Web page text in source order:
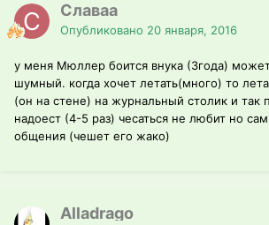
Славаа
Опубликовано 20 января, 2016
у меня Мюллер боится внука (3года) может
шумный. когда хочет летать(много) то
(он на стене) на журнальный столик и так
надоест (4-5 раз) чесаться не любит но
общения (чешет его жако)
Alladrago